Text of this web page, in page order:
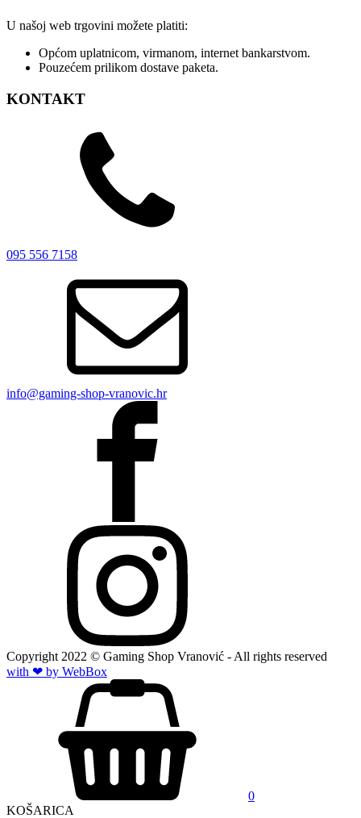
U našoj web trgovini možete platiti:
Općom uplatnicom, virmanom, internet bankarstvom.
Pouzećem prilikom dostave paketa.
KONTAKT
095 556 7158
info@gaming-shop-vranovic.hr
Copyright 2022 © Gaming Shop Vranović - All rights reserved
with ❤ by WebBox
0
KOŠARICA